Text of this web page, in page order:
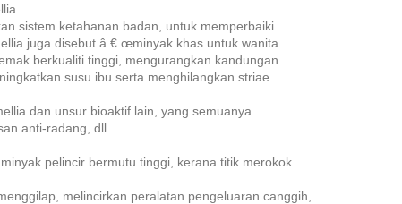
sistem ketahanan badan, untuk memperbaiki
juga disebut â € œminyak khas untuk wanita
berkualiti tinggi, mengurangkan kandungan
susu ibu serta menghilangkan striae
dan unsur bioaktif lain, yang semuanya
anti-radang, dll.
pelincir bermutu tinggi, kerana titik merokok
melincirkan peralatan pengeluaran canggih,